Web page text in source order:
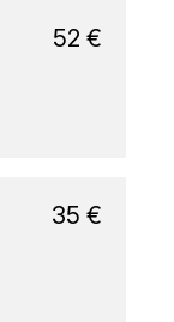
52 €
35 €